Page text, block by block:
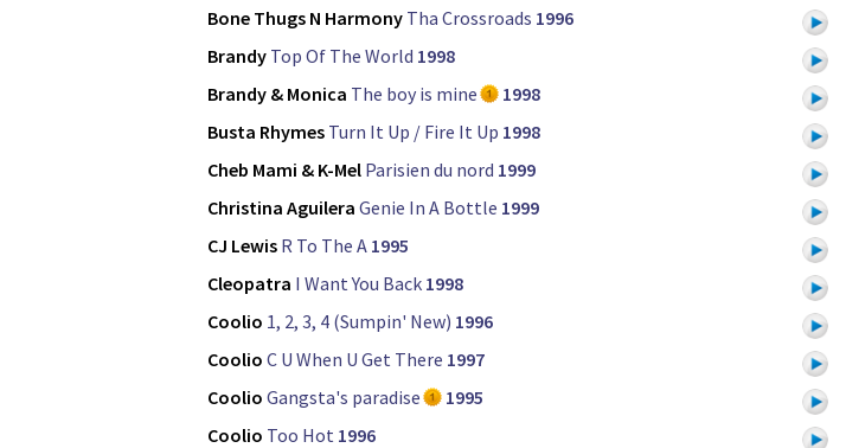
Bone Thugs N Harmony Tha Crossroads 1996
Brandy Top Of The World 1998
Brandy & Monica The boy is mine
1998
Busta Rhymes Turn It Up / Fire It Up 1998
Cheb Mami & K-Mel Parisien du nord 1999
Christina Aguilera Genie In A Bottle 1999
CJ Lewis R To The A 1995
Cleopatra I Want You Back 1998
Coolio 1, 2, 3, 4 (Sumpin' New) 1996
Coolio C U When U Get There 1997
Coolio Gangsta's paradise
1995
Coolio Too Hot 1996